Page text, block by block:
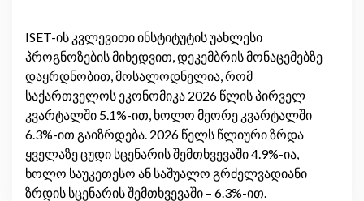
ISET-ის კვლევითი ინსტიტუტის უახლესი
პროგნოზების მიხედვით, დეკემბრის მონაცემებზე
დაყრდნობით, მოსალოდნელია, რომ
საქართველოს ეკონომიკა 2026 წლის პირველ
კვარტალში 5.1%-ით, ხოლო მეორე კვარტალში
6.3%-ით გაიზრდება. 2026 წელს წლიური ზრდა
ყველაზე ცუდი სცენარის შემთხვევაში 4.9%-ია,
ხოლო საუკეთესო ან საშუალო გრძელვადიანი
ზრდის სცენარის შემთხვევაში – 6.3%-ით.